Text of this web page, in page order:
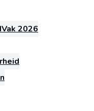
2026